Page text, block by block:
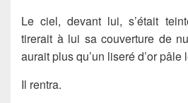
Le ciel, devant lui, s’était
tirerait à lui sa couverture de
aurait plus qu’un liseré d’or pâle
Il rentra.